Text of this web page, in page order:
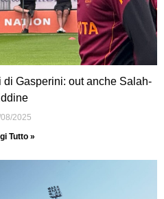
Gasperini: out anche Salah-
2025
Tutto »